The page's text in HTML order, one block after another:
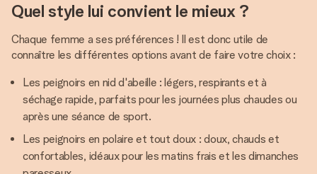
Quel style lui convient le mieux ?
Chaque femme a ses préférences ! Il est donc utile de
connaître les différentes options avant de faire votre choix :
Les peignoirs en nid d'abeille : légers, respirants et à
séchage rapide, parfaits pour les journées plus chaudes ou
après une séance de sport.
Les peignoirs en polaire et tout doux : doux, chauds et
confortables, idéaux pour les matins frais et les dimanches